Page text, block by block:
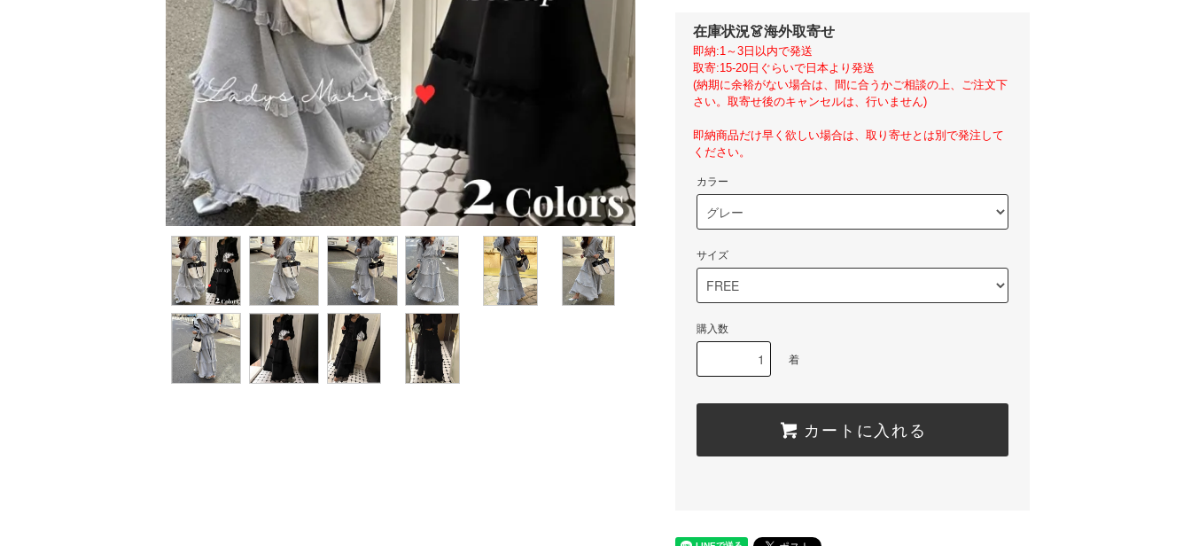
在庫状況👗海外取寄せ
即納:1～3日以内で発送
取寄:15-20日ぐらいで日本より発送
(納期に余裕がない場合は、間に合うかご相談の上、ご注文下
さい。取寄せ後のキャンセルは、行いません)
即納商品だけ早く欲しい場合は、取り寄せとは別で発注して
ください。
カラー
サイズ
購入数
着
カートに入れる